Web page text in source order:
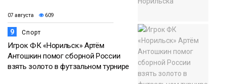
07 августа 609
9 Спорт
Игрок ФК «Норильск» Артём
Антошкин помог сборной России
взять золото в футзальном турнире